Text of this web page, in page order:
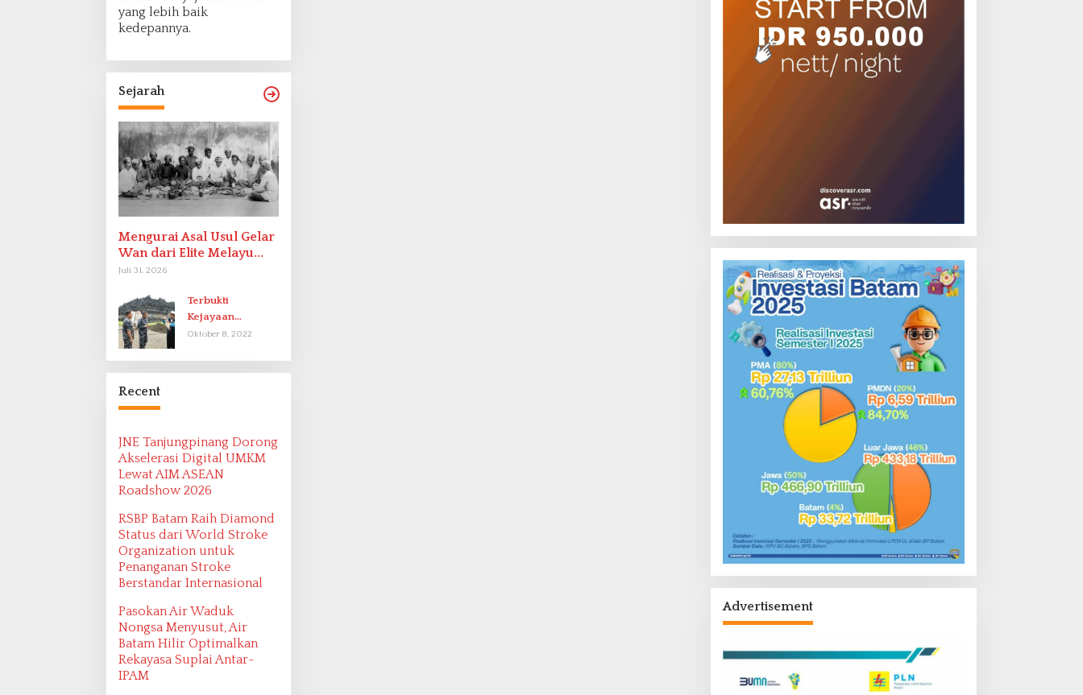
yang lebih baik
kedepannya.
Sejarah
Mengurai Asal Usul Gelar
Wan dari Elite Melayu
Hingga Populer di
Juli 31, 2026
Terbukti
Kejayaan
Indonesia pada
Oktober 8, 2022
Recent
JNE Tanjungpinang Dorong
Akselerasi Digital UMKM
Lewat AIM ASEAN
Roadshow 2026
RSBP Batam Raih Diamond
Status dari World Stroke
Organization untuk
Penanganan Stroke
Berstandar Internasional
Pasokan Air Waduk
Nongsa Menyusut, Air
Batam Hilir Optimalkan
Rekayasa Suplai Antar-
IPAM
Advertisement